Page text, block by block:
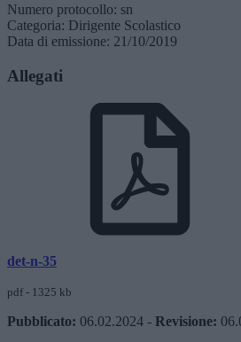
Numero protocollo: sn
Categoria: Dirigente Scolastico
Data di emissione: 21/10/2019
Allegati
det-n-35
pdf - 1325 kb
Pubblicato: 06.02.2024 - Revisione: